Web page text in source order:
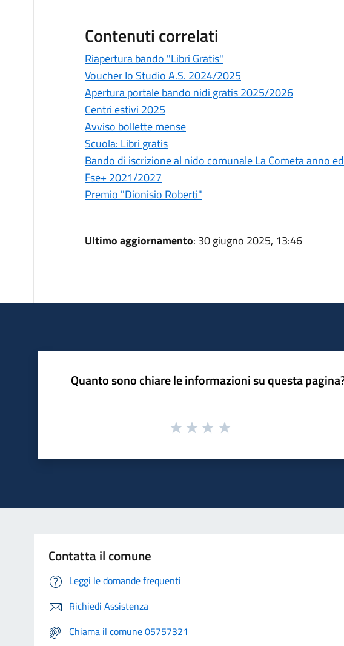
Contenuti correlati
Riapertura bando "Libri Gratis"
Voucher Io Studio A.S. 2024/2025
Apertura portale bando nidi gratis 2025/2026
Centri estivi 2025
Avviso bollette mense
Scuola: Libri gratis
Bando di iscrizione al nido comunale La Cometa anno
Fse+ 2021/2027
Premio "Dionisio Roberti"
Ultimo aggiornamento: 30 giugno 2025, 13:46
Quanto sono chiare le informazioni su questa
Contatta il comune
Leggi le domande frequenti
Richiedi Assistenza
Chiama il comune 05757321